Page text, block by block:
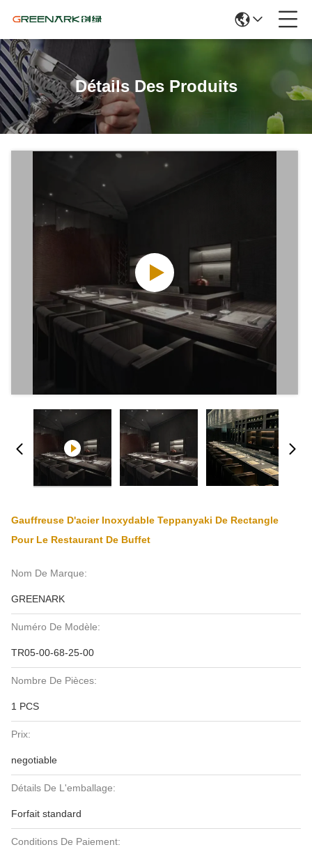
Détails Des Produits
Gauffreuse D'acier Inoxydable Teppanyaki De Rectangle
Pour Le Restaurant De Buffet
Nom De Marque:
GREENARK
Numéro De Modèle:
TR05-00-68-25-00
Nombre De Pièces:
1 PCS
Prix:
negotiable
Détails De L'emballage:
Forfait standard
Conditions De Paiement: